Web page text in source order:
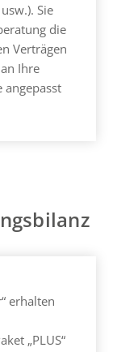
Sie
die
Verträgen
Ihre
erhalten
„PLUS“